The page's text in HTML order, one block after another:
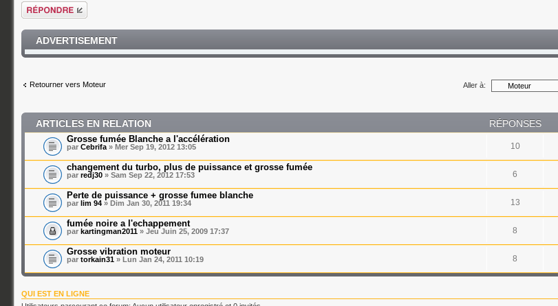
Répondre
ADVERTISEMENT
Retourner vers Moteur Aller à:
ARTICLES EN RELATION RÉPONSES
Grosse fumée Blanche a l'accélération
parCebrifa » Mer Sep 19, 2012 13:05 10
changement du turbo, plus de puissance et grosse fumée
parredj30 » Sam Sep 22, 2012 17:53 6
Perte de puissance + grosse fumee blanche
par lim 94 » Dim Jan 30, 2011 19:34 13
fumée noire a l'echappement
par kartingman2011 » Jeu Juin 25, 2009 17:37 8
Grosse vibration moteur
partorkain31 » Lun Jan 24, 2011 10:19 8
QUI EST EN LIGNE